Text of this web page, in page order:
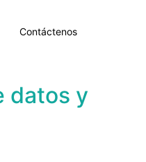
Contáctenos
datos y